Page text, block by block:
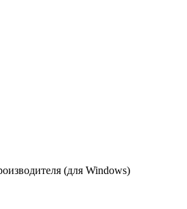
(для Windows)